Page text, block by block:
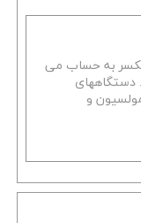
به حساب می
دستگاههای
و